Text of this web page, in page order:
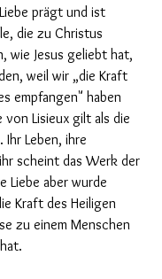
prägt und ist
die zu Christus
wie Jesus geliebt hat,
weil wir „die Kraft
empfangen" haben
von Lisieux gilt als die
Ihr Leben, ihre
scheint das Werk der
Liebe aber wurde
Kraft des Heiligen
zu einem Menschen